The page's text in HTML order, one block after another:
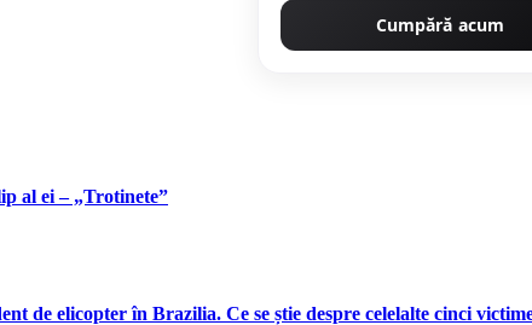
Cumpără acum
al ei – „Trotinete”
de elicopter în Brazilia. Ce se știe despre celelalte cinci